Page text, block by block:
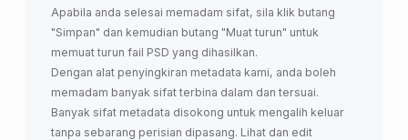
Apabila anda selesai memadam sifat, sila klik butang
"Simpan" dan kemudian butang "Muat turun" untuk
memuat turun fail PSD yang dihasilkan.
Dengan alat penyingkiran metadata kami, anda boleh
memadam banyak sifat terbina dalam dan tersuai.
Banyak sifat metadata disokong untuk mengalih keluar
tanpa sebarang perisian dipasang. Lihat dan edit